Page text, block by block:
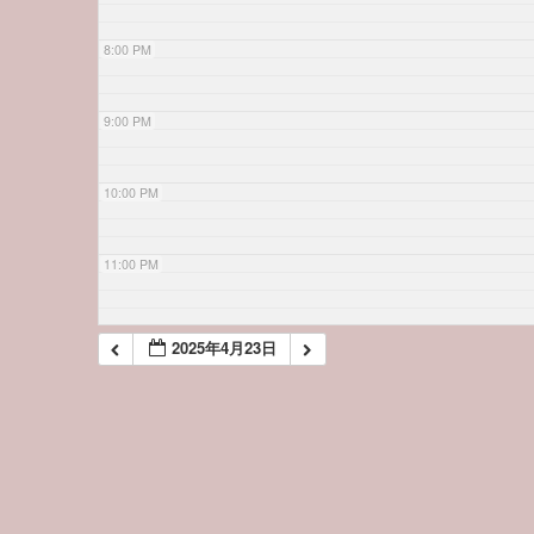
8:00 PM
9:00 PM
10:00 PM
11:00 PM
2025年4月23日